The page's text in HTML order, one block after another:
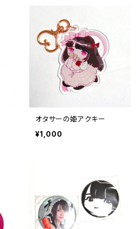
オタサーの姫アクキー
¥1,000